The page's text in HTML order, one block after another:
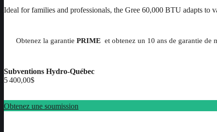
Ideal for families and professionals, the Gree 60,000 BTU adapts
Obtenez la garantie PRIME et obtenez un 10 ans de garantie de
Subventions Hydro-Québec
5 400,00$
Obtenez une soumission